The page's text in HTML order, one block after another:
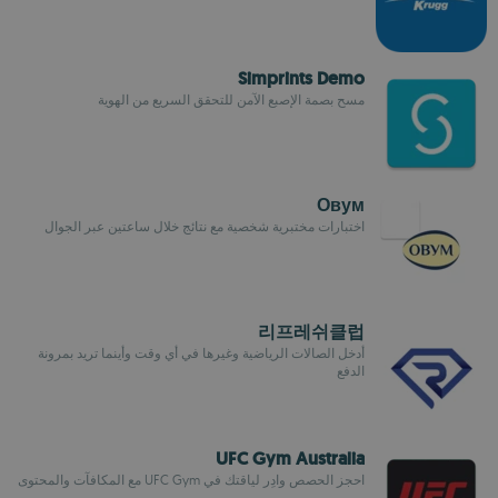
Simprints Demo
مسح بصمة الإصبع الآمن للتحقق السريع من الهوية
Овум
اختبارات مختبرية شخصية مع نتائج خلال ساعتين عبر الجوال
리프레쉬클럽
أدخل الصالات الرياضية وغيرها في أي وقت وأينما تريد بمرونة
الدفع
UFC Gym Australia
احجز الحصص وادِر لياقتك في UFC Gym مع المكافآت والمحتوى